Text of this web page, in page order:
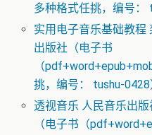
多种格式任挑，编号：
实用电子音乐基础教
出版社（电子书
（
挑，编号： tushu-0428
透视音乐 人民音乐出
（电子书（